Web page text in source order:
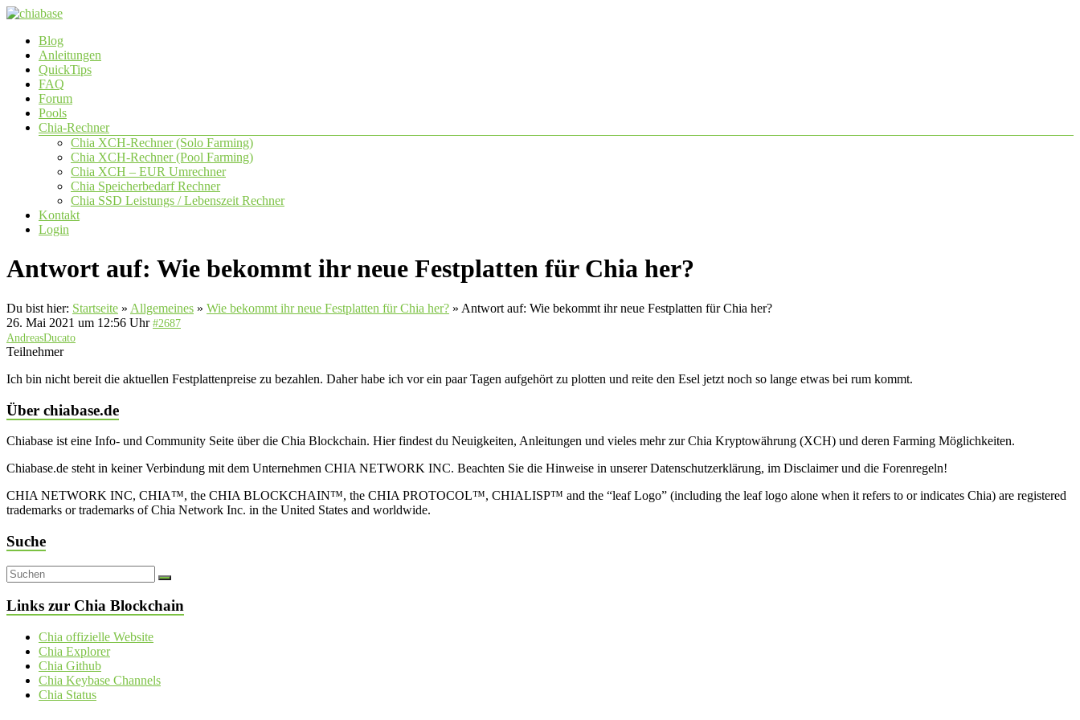
Zum
springen
chiabase
CHIA
Info-
Community
Seite
Menü
Blog
Anleitungen
QuickTips
FAQ
Forum
Pools
Chia-Rechner
Chia XCH-Rechner (Solo Farming)
Chia XCH-Rechner (Pool Farming)
Chia XCH – EUR Umrechner
Chia Speicherbedarf Rechner
Chia SSD Leistungs / Lebenszeit Rechner
Kontakt
Login
Antwort auf: Wie bekommt ihr neue Festplatten für Chia her?
Du bist hier: Startseite » Allgemeines » Wie bekommt ihr neue Festplatten für Chia her? » Antwort auf: Wie bekommt ihr neue Festplatten für Chia her?
26. Mai 2021 um 12:56 Uhr #2687
AndreasDucato
Teilnehmer
Ich bin nicht bereit die aktuellen Festplattenpreise zu bezahlen. Daher habe ich vor ein paar Tagen aufgehört zu plotten und reite den Esel jetzt noch so lange etwas bei rum kommt.
Über chiabase.de
Chiabase ist eine Info- und Community Seite über die Chia Blockchain. Hier findest du Neuigkeiten, Anleitungen und vieles mehr zur Chia Kryptowährung (XCH) und deren Farming Möglichkeiten.
Chiabase.de steht in keiner Verbindung mit dem Unternehmen CHIA NETWORK INC. Beachten Sie die Hinweise in unserer Datenschutzerklärung, im Disclaimer und die Forenregeln!
CHIA NETWORK INC, CHIA™, the CHIA BLOCKCHAIN™, the CHIA PROTOCOL™, CHIALISP™ and the “leaf Logo” (including the leaf logo alone when it refers to or indicates Chia) are registered
trademarks or trademarks of Chia Network Inc. in the United States and worldwide.
Suche
Links zur Chia Blockchain
Chia offizielle Website
Chia Explorer
Chia Github
Chia Keybase Channels
Chia Status